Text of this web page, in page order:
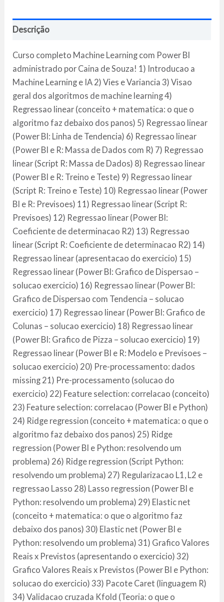
Descrição
Curso completo Machine Learning com Power BI
administrado por Caina de Souza! 1) Introducao a
Machine Learning e IA 2) Vies e Variancia 3) Visao
geral dos algoritmos de machine learning 4)
Regressao linear (conceito + matematica: o que o
algoritmo faz debaixo dos panos) 5) Regressao linear
(Power BI: Linha de Tendencia) 6) Regressao linear
(Power BI e R: Massa de Dados com R) 7) Regressao
linear (Script R: Massa de Dados) 8) Regressao linear
(Power BI e R: Treino e Teste) 9) Regressao linear
(Script R: Treino e Teste) 10) Regressao linear (Power
BI e R: Previsoes) 11) Regressao linear (Script R:
Previsoes) 12) Regressao linear (Power BI:
Coeficiente de determinacao R2) 13) Regressao
linear (Script R: Coeficiente de determinacao R2) 14)
Regressao linear (apresentacao do exercicio) 15)
Regressao linear (Power BI: Grafico de Dispersao –
solucao exercicio) 16) Regressao linear (Power BI:
Grafico de Dispersao com Tendencia – solucao
exercicio) 17) Regressao linear (Power BI: Grafico de
Colunas – solucao exercicio) 18) Regressao linear
(Power BI: Grafico de Pizza – solucao exercicio) 19)
Regressao linear (Power BI e R: Modelo e Previsoes –
solucao exercicio) 20) Pre-processamento: dados
missing 21) Pre-processamento (solucao do
exercicio) 22) Feature selection: correlacao (conceito)
23) Feature selection: correlacao (Power BI e Python)
24) Ridge regression (conceito + matematica: o que o
algoritmo faz debaixo dos panos) 25) Ridge
regression (Power BI e Python: resolvendo um
problema) 26) Ridge regression (Script Python:
resolvendo um problema) 27) Regularizacao L1, L2 e
regressao Lasso 28) Lasso regression (Power BI e
Python: resolvendo um problema) 29) Elastic net
(conceito + matematica: o que o algoritmo faz
debaixo dos panos) 30) Elastic net (Power BI e
Python: resolvendo um problema) 31) Grafico Valores
Reais x Previstos (apresentando o exercicio) 32)
Grafico Valores Reais x Previstos (Power BI e Python:
solucao do exercicio) 33) Pacote Caret (linguagem R)
34) Validacao cruzada Kfold (Teoria: o que o